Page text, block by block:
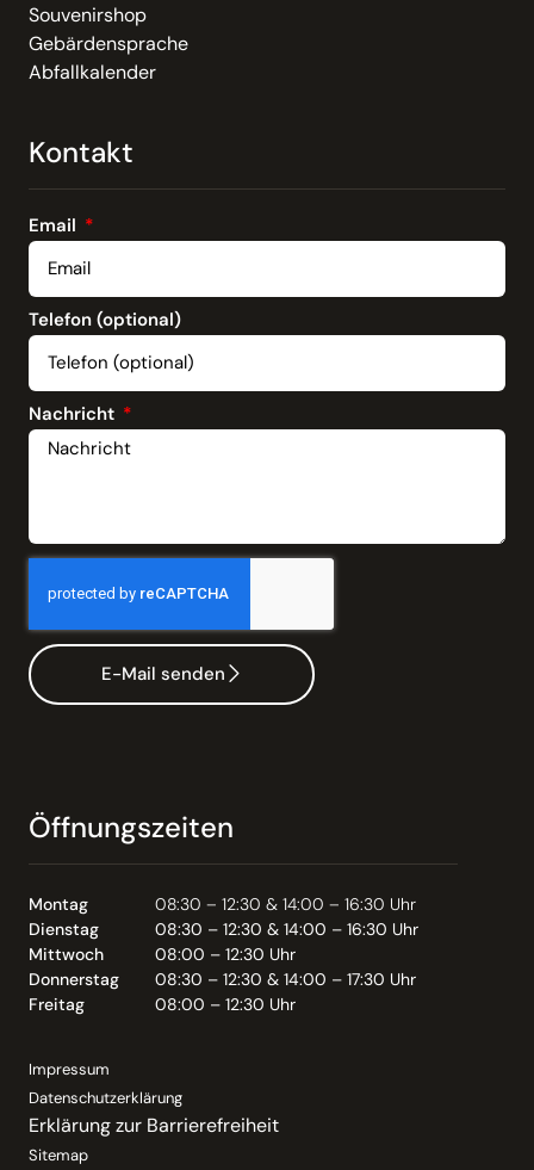
Souvenirshop
Gebärdensprache
Abfallkalender
Kontakt
Email
Telefon (optional)
Nachricht
E-Mail senden
Öffnungszeiten
Montag
08:30 – 12:30 & 14:00 – 16:30 Uhr
Dienstag
08:30 – 12:30 & 14:00 – 16:30 Uhr
Mittwoch
08:00 – 12:30 Uhr
Donnerstag
08:30 – 12:30 & 14:00 – 17:30 Uhr
Freitag
08:00 – 12:30 Uhr
Impressum
Datenschutzerklärung
Erklärung zur Barrierefreiheit
Sitemap